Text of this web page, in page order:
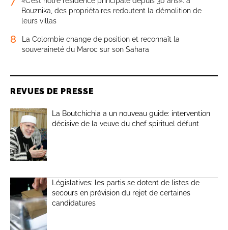
Bouznika, des propriétaires redoutent la démolition de
leurs villas
8
La Colombie change de position et reconnaît la
souveraineté du Maroc sur son Sahara
REVUES DE PRESSE
La Boutchichia a un nouveau guide: intervention
décisive de la veuve du chef spirituel défunt
Législatives: les partis se dotent de listes de
secours en prévision du rejet de certaines
candidatures